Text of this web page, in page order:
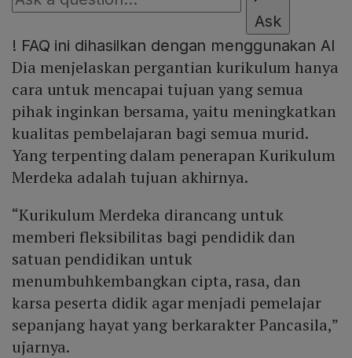
Ask
! FAQ ini dihasilkan dengan menggunakan AI
Dia menjelaskan pergantian kurikulum hanya
cara untuk mencapai tujuan yang semua
pihak inginkan bersama, yaitu meningkatkan
kualitas pembelajaran bagi semua murid.
Yang terpenting dalam penerapan Kurikulum
Merdeka adalah tujuan akhirnya.
“Kurikulum Merdeka dirancang untuk
memberi fleksibilitas bagi pendidik dan
satuan pendidikan untuk
menumbuhkembangkan cipta, rasa, dan
karsa peserta didik agar menjadi pemelajar
sepanjang hayat yang berkarakter Pancasila,”
ujarnya.